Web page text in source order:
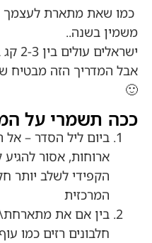
כמו שאת מתארת לעצמך
משמין בשנה..
ישראלים עולים בין 2-3 קג בשבוע אחד של חג!
אבל המדריך הזה מבטיח
🙂
ככה תשמרי על
ביום ליל הסדר – אל
ארוחות, אסור
הקפידי לשלב יותר
המרכזית
בין אם את
חלבונים רזים כמו